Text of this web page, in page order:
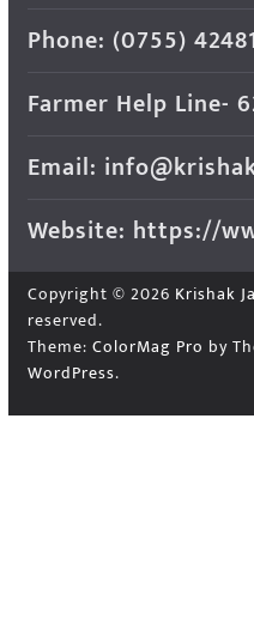
Phone: (0755)
Farmer Help Line-
Email:
Website: https://
Copyright © 2026 Krishak
reserved.
Theme: ColorMag Pro by
WordPress.